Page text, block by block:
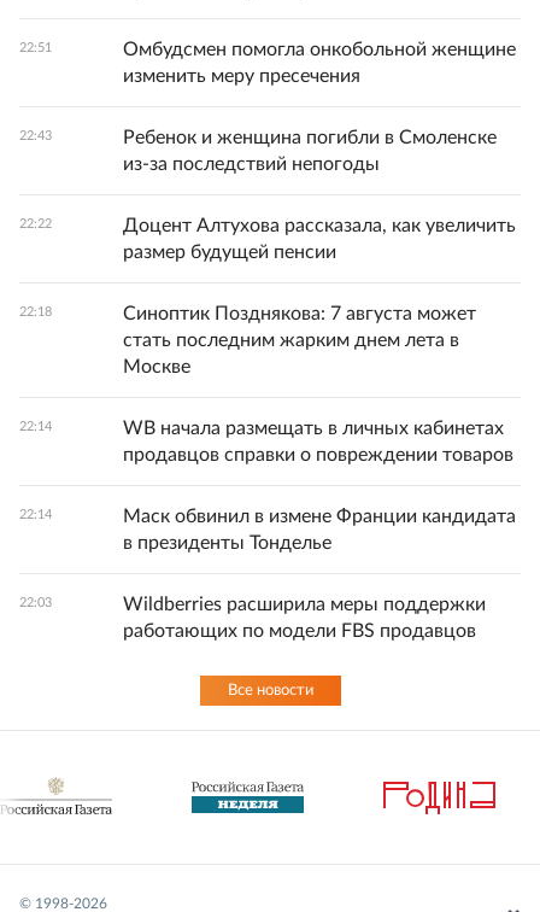
22:51
Омбудсмен помогла онкобольной женщине
изменить меру пресечения
22:43
Ребенок и женщина погибли в Смоленске
из-за последствий непогоды
22:22
Доцент Алтухова рассказала, как увеличить
размер будущей пенсии
22:18
Синоптик Позднякова: 7 августа может
стать последним жарким днем лета в
Москве
22:14
WB начала размещать в личных кабинетах
продавцов справки о повреждении товаров
22:14
Маск обвинил в измене Франции кандидата
в президенты Тонделье
22:03
Wildberries расширила меры поддержки
работающих по модели FBS продавцов
Все новости
© 1998-2026